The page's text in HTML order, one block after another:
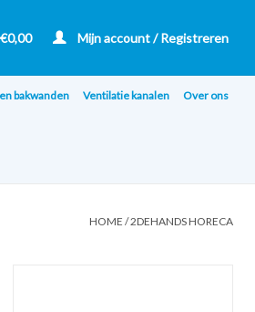
Mijn account / Registreren
bakwanden Ventilatie kanalen Over ons
HOME /2DEHANDS HORECA